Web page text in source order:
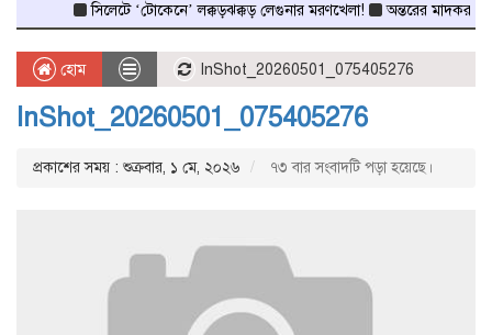
সিলেটে ‘টোকেনে’ লক্কড়ঝক্কড় লেগুনার মরণখেলা!
অন্তরের মাদকরাজ্যে
হোম InShot_20260501_075405276
InShot_20260501_075405276
প্রকাশের সময় : শুক্রবার, ১ মে, ২০২৬ ৭৩ বার সংবাদটি পড়া হয়েছে।